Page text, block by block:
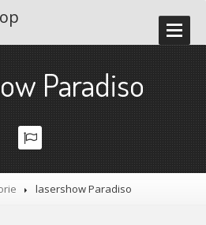
Paradiso
lasershowParadiso